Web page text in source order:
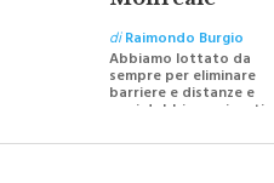
diRaimondo Burgio
Abbiamo lottato da
sempre per eliminare
barriere e distanze e
oggi dobbiamo ripartire